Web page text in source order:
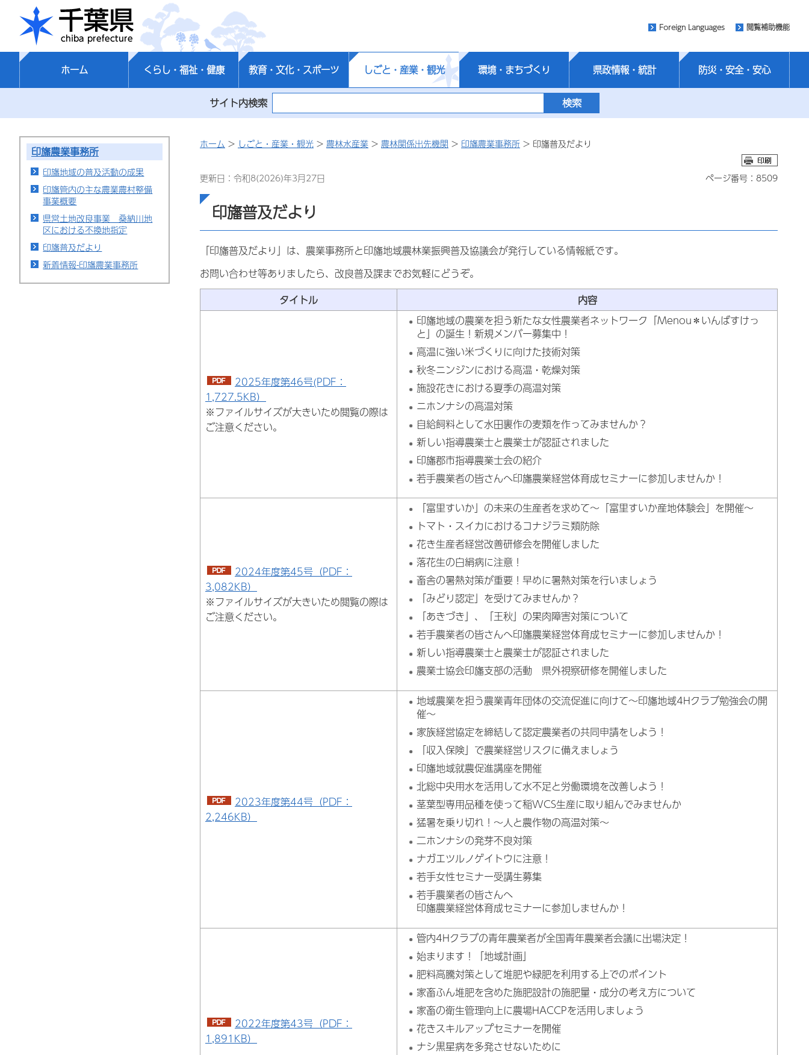
千葉県
Foreign Languages 閲覧補助機能
ホーム くらし・福祉・健康 教育・文化・スポーツ しごと・産業・観光 環境・まちづくり 県政情報・統計 防災・安全・安心
サイト内検索
印旛農業事務所
印旛地域の普及活動の成果
印旛管内の主な農業農村整備
事業概要
県営土地改良事業 桑納川地
区における不換地指定
印旛普及だより
新着情報-印旛農業事務所
ホーム > しごと・産業・観光 > 農林水産業 > 農林関係出先機関 > 印旛農業事務所 > 印旛普及だより
更新日：令和8(2026)年3月27日 ページ番号：8509
印旛普及だより
「印旛普及だより」は、農業事務所と印旛地域農林業振興普及協議会が発行している情報紙です。
お問い合わせ等ありましたら、改良普及課までお気軽にどうぞ。
タイトル
内容
2025年度第46号(PDF：
1,727.5KB）
※ファイルサイズが大きいため閲覧の際は
ご注意ください。
印旛地域の農業を担う新たな女性農業者ネットワーク「Menou＊いんばすけっ
と」の誕生！新規メンバー募集中！
高温に強い米づくりに向けた技術対策
秋冬ニンジンにおける高温・乾燥対策
施設花きにおける夏季の高温対策
ニホンナシの高温対策
自給飼料として水田裏作の麦類を作ってみませんか？
新しい指導農業士と農業士が認証されました
印旛郡市指導農業士会の紹介
若手農業者の皆さんへ印旛農業経営体育成セミナーに参加しませんか！
2024年度第45号（PDF：
3,082KB）
※ファイルサイズが大きいため閲覧の際は
ご注意ください。
「富里すいか」の未来の生産者を求めて～「富里すいか産地体験会」を開催～
トマト・スイカにおけるコナジラミ類防除
花き生産者経営改善研修会を開催しました
落花生の白絹病に注意！
畜舎の暑熱対策が重要！早めに暑熱対策を行いましょう
「みどり認定」を受けてみませんか？
「あきづき」、「王秋」の果肉障害対策について
若手農業者の皆さんへ印旛農業経営体育成セミナーに参加しませんか！
新しい指導農業士と農業士が認証されました
農業士協会印旛支部の活動 県外視察研修を開催しました
2023年度第44号（PDF：
2,246KB）
地域農業を担う農業青年団体の交流促進に向けて～印旛地域4Hクラブ勉強会の開
催～
家族経営協定を締結して認定農業者の共同申請をしよう！
「収入保険」で農業経営リスクに備えましょう
印旛地域就農促進講座を開催
北総中央用水を活用して水不足と労働環境を改善しよう！
茎葉型専用品種を使って稲WCS生産に取り組んでみませんか
猛暑を乗り切れ！～人と農作物の高温対策～
二ホンナシの発芽不良対策
ナガエツルノゲイトウに注意！
若手女性セミナー受講生募集
若手農業者の皆さんへ
印旛農業経営体育成セミナーに参加しませんか！
2022年度第43号（PDF：
1,891KB）
管内4Hクラブの青年農業者が全国青年農業者会議に出場決定！
始まります！「地域計画」
肥料高騰対策として堆肥や緑肥を利用する上でのポイント
家畜ふん堆肥を含めた施肥設計の施肥量・成分の考え方について
家畜の衛生管理向上に農場HACCPを活用しましょう
花きスキルアップセミナーを開催
ナシ黒星病を多発させないために